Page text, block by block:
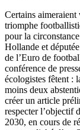
Certains
triomphe
pour la
Hollande et
de l’Euro de
conférence de
écologistes fêtent :
moins deux
créer un article
respecter l’objectif
2030, en cours de